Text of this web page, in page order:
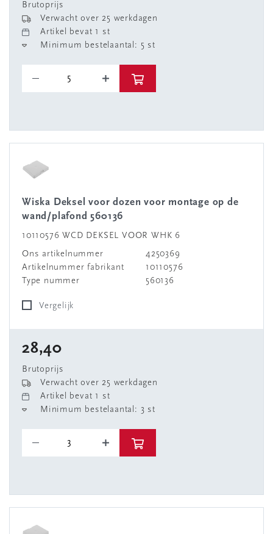
Brutoprijs
Verwacht over 25 werkdagen
Artikel bevat 1 st
Minimum bestelaantal: 5 st
Wiska Deksel voor dozen voor montage op de
wand/plafond 560136
10110576 WCD DEKSEL VOOR WHK 6
Ons artikelnummer
4250369
Artikelnummer fabrikant
10110576
Type nummer
560136
Vergelijk
28,40
Brutoprijs
Verwacht over 25 werkdagen
Artikel bevat 1 st
Minimum bestelaantal: 3 st